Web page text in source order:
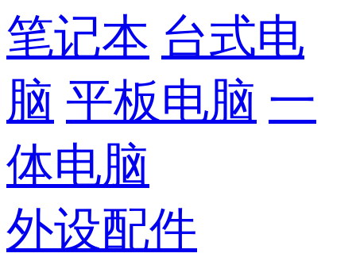
笔记本 台式电
脑 平板电脑 一
体电脑
外设配件